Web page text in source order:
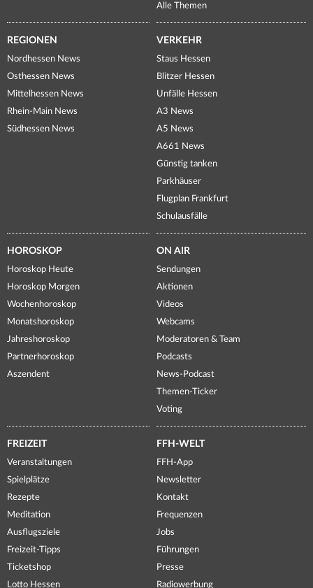
Alle Themen
REGIONEN
Nordhessen News
Osthessen News
Mittelhessen News
Rhein-Main News
Südhessen News
VERKEHR
Staus Hessen
Blitzer Hessen
Unfälle Hessen
A3 News
A5 News
A661 News
Günstig tanken
Parkhäuser
Flugplan Frankfurt
Schulausfälle
HOROSKOP
Horoskop Heute
Horoskop Morgen
Wochenhoroskop
Monatshoroskop
Jahreshoroskop
Partnerhoroskop
Aszendent
ON AIR
Sendungen
Aktionen
Videos
Webcams
Moderatoren & Team
Podcasts
News-Podcast
Themen-Ticker
Voting
FREIZEIT
Veranstaltungen
Spielplätze
Rezepte
Meditation
Ausflugsziele
Freizeit-Tipps
Ticketshop
Lotto Hessen
FFH-WELT
FFH-App
Newsletter
Kontakt
Frequenzen
Jobs
Führungen
Presse
Radiowerbung